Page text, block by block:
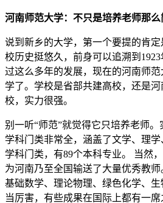
河南师范大学：不只是培养老师那么
说到新乡的大学，第一个要提的肯
校历史挺悠久，前身可以追溯到
过这么多年的发展，现在的河南师
学了。学校是省部共建高校，还是河
校，实力很强。
别一听“师范”就觉得它只培养老师
学科门类非常全，涵盖了文学、理
学科门类，有89个本科专业。 当然
为河南乃至全国输送了大量优秀教
基础数学、理论物理、绿色化学、
当厉害，有些成果在国际上都有一